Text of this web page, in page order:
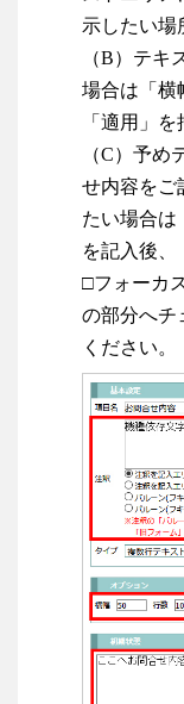
示したい場
（B）テキ
場合は「横
「適用」
（C）予め
せ内容をご
たい場合は
を記入後、
□フォーカ
の部分へチ
ください。